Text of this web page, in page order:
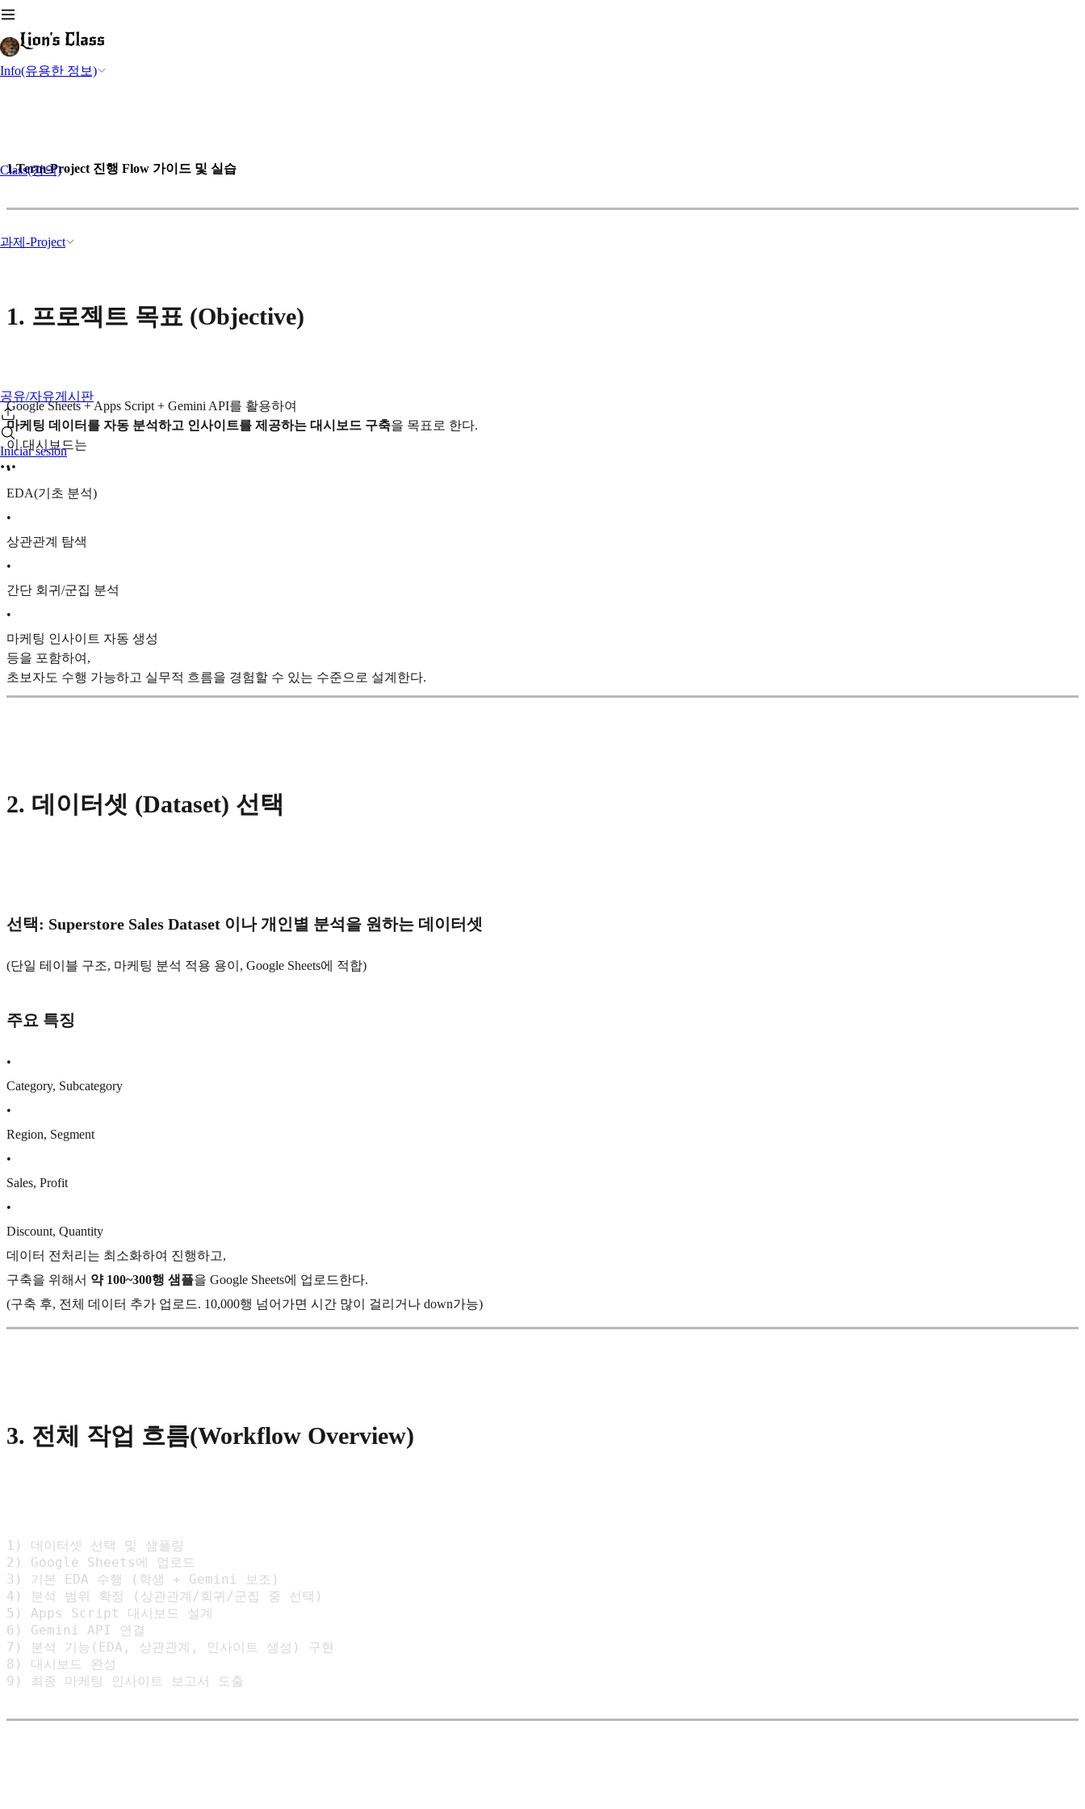
Info(유용한 정보)
Class(강의)
과제-Project
공유/자유게시판
Iniciar sesión
1.Term-Project 진행 Flow 가이드 및 실습
1. 프로젝트 목표 (Objective)
Google Sheets + Apps Script + Gemini API를 활용하여
마케팅 데이터를 자동 분석하고 인사이트를 제공하는 대시보드 구축을 목표로 한다.
이 대시보드는
•
EDA(기초 분석)
•
상관관계 탐색
•
간단 회귀/군집 분석
•
마케팅 인사이트 자동 생성
등을 포함하여,
초보자도 수행 가능하고 실무적 흐름을 경험할 수 있는 수준으로 설계한다.
2. 데이터셋 (Dataset) 선택
선택: Superstore Sales Dataset 이나 개인별 분석을 원하는 데이터셋
(단일 테이블 구조, 마케팅 분석 적용 용이, Google Sheets에 적합)
주요 특징
•
Category, Subcategory
•
Region, Segment
•
Sales, Profit
•
Discount, Quantity
데이터 전처리는 최소화하여 진행하고,
구축을 위해서 약 100~300행 샘플을 Google Sheets에 업로드한다.
(구축 후, 전체 데이터 추가 업로드. 10,000행 넘어가면 시간 많이 걸리거나 down가능)
3. 전체 작업 흐름(Workflow Overview)
1) 데이터셋 선택 및 샘플링
2) Google Sheets에 업로드
3) 기본 EDA 수행 (학생 + Gemini 보조)
4) 분석 범위 확정 (상관관계/회귀/군집 중 선택)
5) Apps Script 대시보드 설계
6) Gemini API 연결
7) 분석 기능(EDA, 상관관계, 인사이트 생성) 구현
8) 대시보드 완성
9) 최종 마케팅 인사이트 보고서 도출